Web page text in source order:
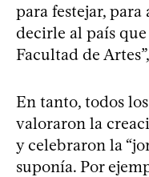
para festejar,
decirle al país
Facultad de
En tanto, todos
valoraron la
y celebraron la
suponía. Por